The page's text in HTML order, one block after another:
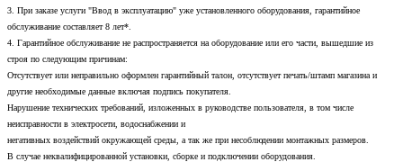
3. При заказе услуги "Ввод в эксплуатацию" уже установленного оборудования, гарантийное
обслуживание составляет 8 лет*.
4. Гарантийное обслуживание не распространяется на оборудование или его части, вышедшие из
строя по следующим причинам:
Отсутствует или неправильно оформлен гарантийный талон, отсутствует печать/штамп магазина и
другие необходимые данные включая подпись покупателя.
Нарушение технических требований, изложенных в руководстве пользователя, в том числе
неисправности в электросети, водоснабжении и
негативных воздействий окружающей среды, а так же при несоблюдении монтажных размеров.
В случае неквалифицированной установки, сборке и подключении оборудования.